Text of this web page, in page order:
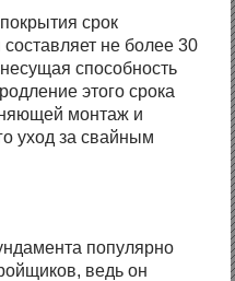
срок
не более 30
способность
этого срока
монтаж и
уход за свайным
популярно
ведь он